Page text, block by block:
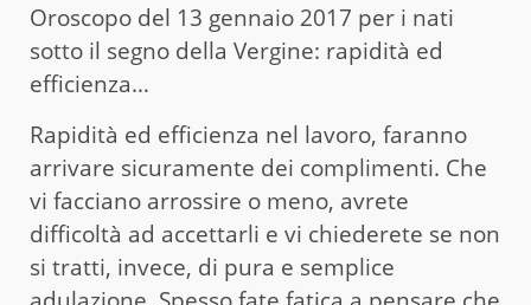
Oroscopo del 13 gennaio 2017 per i nati
sotto il segno della Vergine: rapidità ed
efficienza…
Rapidità ed efficienza nel lavoro, faranno
arrivare sicuramente dei complimenti. Che
vi facciano arrossire o meno, avrete
difficoltà ad accettarli e vi chiederete se non
si tratti, invece, di pura e semplice